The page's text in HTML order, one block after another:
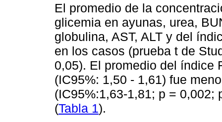
El promedio de la
glicemia en ayunas, urea,
globulina, AST, ALT y del
en los casos (prueba t de
0,05). El promedio del índice
(IC95%: 1,50 - 1,61) fue
(IC95%:1,63-1,81; p = 0,002;
(Tabla 1).